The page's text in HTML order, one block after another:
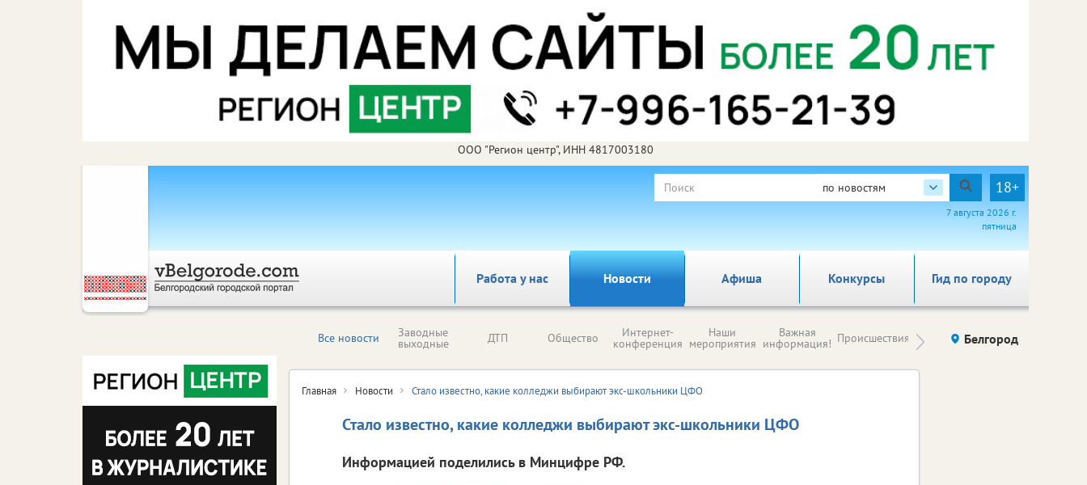
ООО "Регион центр", ИНН 4817003180
по новостям 18+
7 августа 2026 г.
пятница
Работа у нас Новости Афиша Гид по городу
Конкурсы
Все новости Заводные
выходные ДТП Общество Интернет-
конференция
Наши
мероприятия
Важная
информация! Происшествия Здоровье компаний (на
правах
Белгород
Главная Новости Стало известно, какие колледжи выбирают экс-школьники ЦФО
Стало известно, какие колледжи выбирают экс-школьники ЦФО
Информацией поделились в Минцифре РФ.